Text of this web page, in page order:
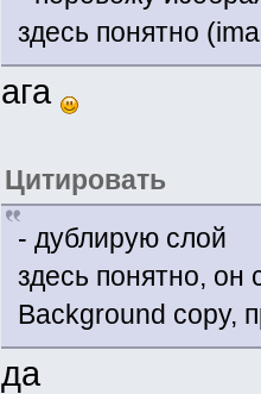
здесь понятно
ага
Цитировать
- дублирую слой
здесь понятно,
Background copy,
да